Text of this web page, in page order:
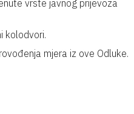
vrste javnog prijevoza
kolodvori.
mjera iz ove Odluke.